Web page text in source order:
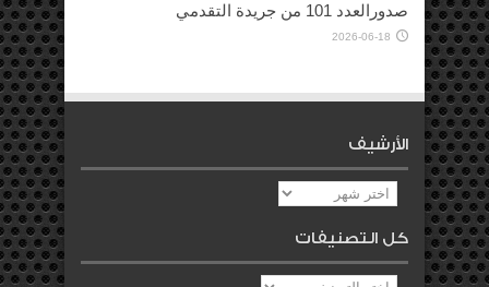
صدورالعدد 101 من جريدة التقدمي
2026-06-18
الأرشيف
الأرشيف
كل التصنيفات
كل